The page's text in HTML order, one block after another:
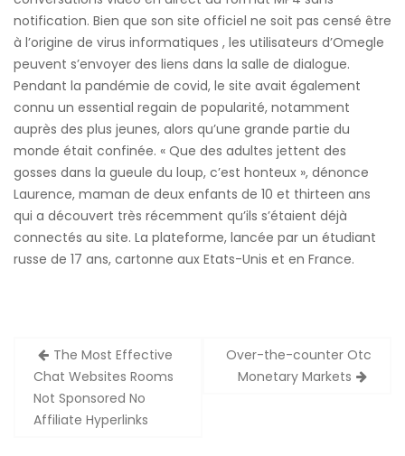
notification. Bien que son site officiel ne soit pas censé être
à l’origine de virus informatiques , les utilisateurs d’Omegle
peuvent s’envoyer des liens dans la salle de dialogue.
Pendant la pandémie de covid, le site avait également
connu un essential regain de popularité, notamment
auprès des plus jeunes, alors qu’une grande partie du
monde était confinée. « Que des adultes jettent des
gosses dans la gueule du loup, c’est honteux », dénonce
Laurence, maman de deux enfants de 10 et thirteen ans
qui a découvert très récemment qu’ils s’étaient déjà
connectés au site. La plateforme, lancée par un étudiant
russe de 17 ans, cartonne aux Etats-Unis et en France.
Zobacz
wpisy
The Most Effective
Chat Websites Rooms
Not Sponsored No
Affiliate Hyperlinks
Over-the-counter Otc
Monetary Markets